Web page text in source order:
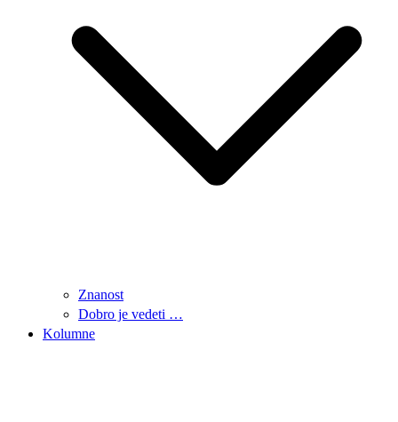
Znanost
Dobro je vedeti …
Kolumne